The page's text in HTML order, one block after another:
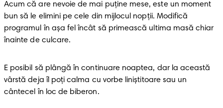
Acum că are nevoie de mai puţine mese, este un moment
bun să le elimini pe cele din mijlocul nopţii. Modifică
programul în aşa fel încât să primească ultima masă chiar
înainte de culcare.
E posibil să plângă în continuare noaptea, dar la această
vârstă deja îl poţi calma cu vorbe liniştitoare sau un
cântecel în loc de biberon.